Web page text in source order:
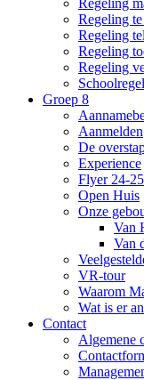
Regeling
Regeling
Regeling
Regeling
Regeling
Groep 8
Aanmelden
De
Experience
Flyer 24-25
Open Huis
Onze
Van
Van
VR-tour
Waarom
Wat is er
Contact
Algemene